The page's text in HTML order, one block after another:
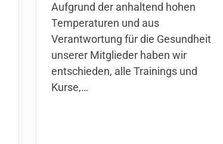
Aufgrund der anhaltend hohen
Temperaturen und aus
Verantwortung für die Gesundheit
unserer Mitglieder haben wir
entschieden, alle Trainings und
Kurse,…